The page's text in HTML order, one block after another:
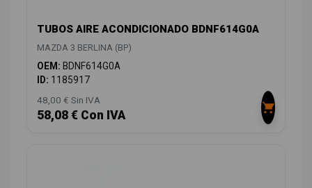
TUBOS AIRE ACONDICIONADO BDNF614G0A
MAZDA 3 BERLINA (BP)
OEM: BDNF614G0A
ID: 1185917
48,00 € Sin IVA
58,08 € Con IVA